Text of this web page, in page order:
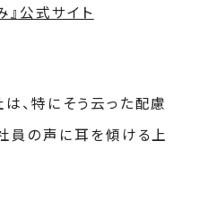
』公式サイト
、特にそう云った配慮
員の声に耳を傾ける上